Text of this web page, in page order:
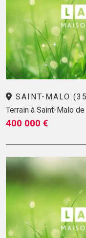
SAINT-MALO
Terrain à Saint-Malo de
400 000 €